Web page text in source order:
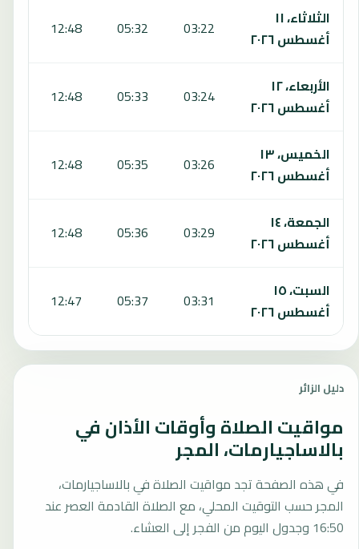
الثلاثاء، ١١
أغسطس ٢٠٢٦
03:22
05:32
12:48
الأربعاء، ١٢
أغسطس ٢٠٢٦
03:24
05:33
12:48
الخميس، ١٣
أغسطس ٢٠٢٦
03:26
05:35
12:48
الجمعة، ١٤
أغسطس ٢٠٢٦
03:29
05:36
12:48
السبت، ١٥
أغسطس ٢٠٢٦
03:31
05:37
12:47
دليل الزائر
مواقيت الصلاة وأوقات الأذان في
بالاساجيارمات، المجر
في هذه الصفحة تجد مواقيت الصلاة في بالاساجيارمات،
المجر حسب التوقيت المحلي، مع الصلاة القادمة العصر عند
16:50 وجدول اليوم من الفجر إلى العشاء.